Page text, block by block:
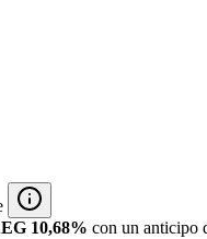
10,68% con un anticipo